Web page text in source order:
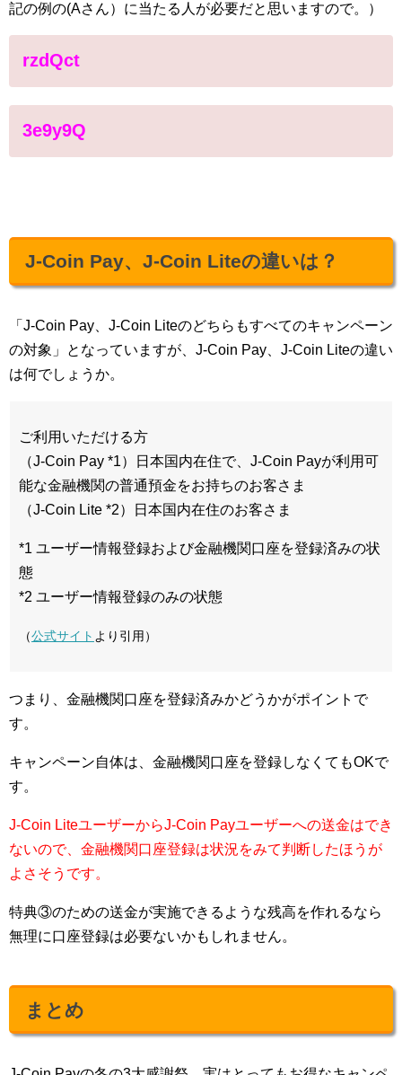
記の例の(Aさん）に当たる人が必要だと思いますので。）
rzdQct
3e9y9Q
J-Coin Pay、J-Coin Liteの違いは？
「J-Coin Pay、J-Coin Liteのどちらもすべてのキャンペーン
の対象」となっていますが、J-Coin Pay、J-Coin Liteの違い
は何でしょうか。
ご利用いただける方
（J-Coin Pay *1）日本国内在住で、J-Coin Payが利用可
能な金融機関の普通預金をお持ちのお客さま
（J-Coin Lite *2）日本国内在住のお客さま
*1 ユーザー情報登録および金融機関口座を登録済みの状
態
*2 ユーザー情報登録のみの状態
（公式サイト より引用）
つまり、金融機関口座を登録済みかどうかがポイントで
す。
キャンペーン自体は、金融機関口座を登録しなくてもOKで
す。
J-Coin LiteユーザーからJ-Coin Payユーザーへの送金はでき
ないので、金融機関口座登録は状況をみて判断したほうが
よさそうです。
特典③のための送金が実施できるような残高を作れるなら
無理に口座登録は必要ないかもしれません。
まとめ